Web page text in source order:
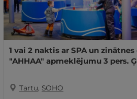
1 vai 2 naktis ar SPA un zinātnes
"AHHAA" apmeklējumu 3 pers.
Tartu, SOHO